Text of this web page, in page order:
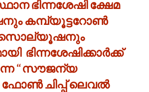
ഭിന്നശേഷി ക്ഷേമ
കമ്പ്യൂട്ടറോൺ
സൊല്യൂഷനും
ഭിന്നശേഷിക്കാര്‍ക്ക്
“സൗജന്യ
ചിപ്പ് ലെവൽ